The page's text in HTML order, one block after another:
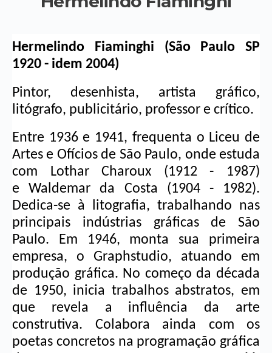
Hermelindo Fiaminghi (São Paulo SP
1920 - idem 2004)
Pintor, desenhista, artista gráfico,
litógrafo, publicitário, professor e crítico.
Entre 1936 e 1941, frequenta o Liceu de
Artes e Ofícios de São Paulo, onde estuda
com Lothar Charoux (1912 - 1987)
e Waldemar da Costa (1904 - 1982).
Dedica-se à litografia, trabalhando nas
principais indústrias gráficas de São
Paulo. Em 1946, monta sua primeira
empresa, o Graphstudio, atuando em
produção gráfica. No começo da década
de 1950, inicia trabalhos abstratos, em
que revela a influência da arte
construtiva. Colabora ainda com os
poetas concretos na programação gráfica